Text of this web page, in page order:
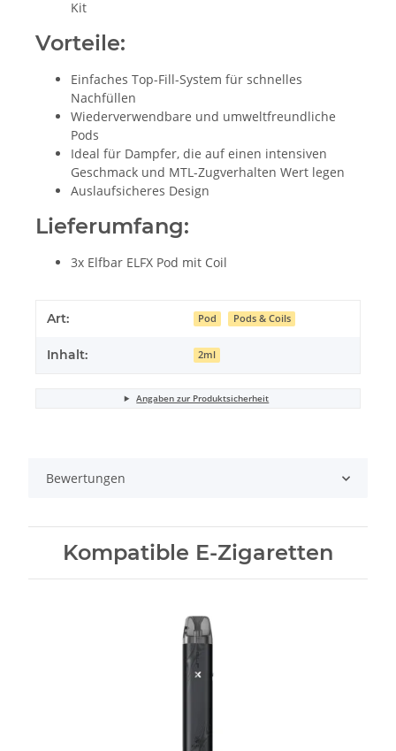
Kit
Vorteile:
Einfaches Top-Fill-System für schnelles
Nachfüllen
Wiederverwendbare und umweltfreundliche
Pods
Ideal für Dampfer, die auf einen intensiven
Geschmack und MTL-Zugverhalten Wert legen
Auslaufsicheres Design
Lieferumfang:
3x Elfbar ELFX Pod mit Coil
Art: Pod Pods & Coils
Inhalt: 2ml
Angaben zur Produktsicherheit
Bewertungen
Kompatible E-Zigaretten